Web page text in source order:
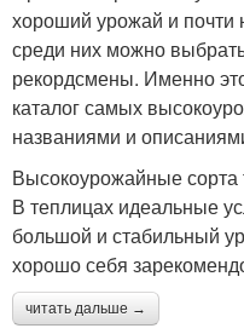
хороший урожай и почти
среди них можно
рекордсмены. Именно
каталог самых
названиями и
Высокоурожайные сорта
В теплицах идеальные
большой и стабильный
хорошо себя
читать дальше →